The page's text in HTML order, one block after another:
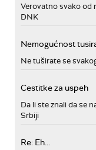
Verovatno svako od
DNK
Nemogućnost
Ne tuširate se
Cestitke za uspeh
Da li ste znali da se
Srbiji
Re: Eh...